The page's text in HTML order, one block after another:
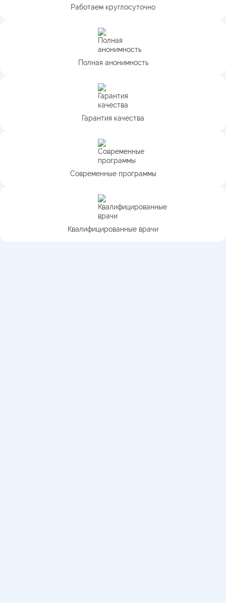
Работаем круглосуточно
Полная анонимность
Гарантия качества
Современные программы
Квалифицированные врачи